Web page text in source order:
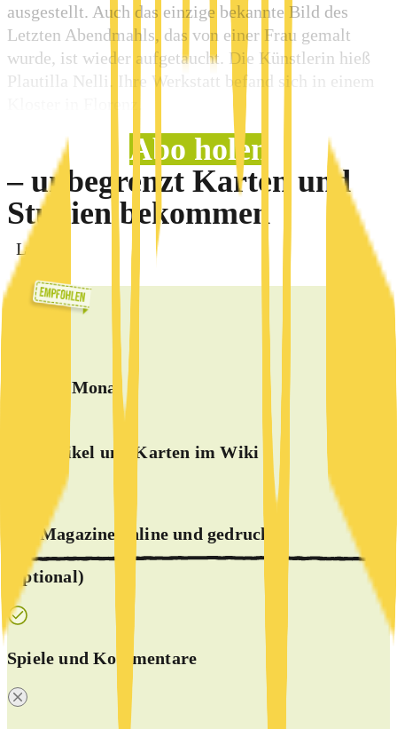
ausgestellt. Auch das einzige bekannte Bild des
Letzten Abendmahls, das von einer Frau gemalt
wurde, ist wieder aufgetaucht. Die Künstlerin hieß
Plautilla Nelli. Ihre Werkstatt befand sich in einem
Kloster in Florenz.
Abo holen
– unbegrenzt Karten und
Studien bekommen
/Monat
alle Artikel und Karten im Wiki
alle Magazine online und gedruckt
(optional)
Spiele und Kommentare
Login